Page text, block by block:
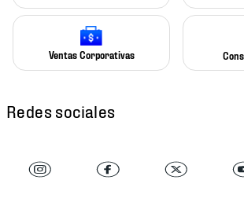
Ventas Corporativas
Redes sociales